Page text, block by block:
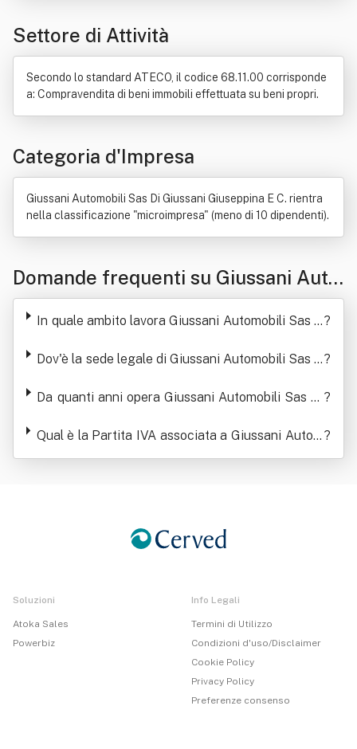
Motocicletta
Natura Nuda proprietà
Settore di Attività
Secondo lo standard ATECO, il codice 68.11.00 corrisponde
a: Compravendita di beni immobili effettuata su beni propri.
Categoria d'Impresa
Giussani Automobili Sas Di Giussani Giuseppina E C. rientra
nella classificazione "microimpresa" (meno di 10 dipendenti).
Domande frequenti su Giussani Auto
mobili Sas Di Giussani Giuseppina E
In quale ambito lavora Giussani Automobili Sas D?
Dov'è la sede legale di Giussani Automobili Sas D?
Da quanti anni opera Giussani Automobili Sas Di ?
Qual è la Partita IVA associata a Giussani Autom
obili Sas Di Giussani Giuseppina E C.
?
Soluzioni
Atoka Sales
Powerbiz
Info Legali
Termini di Utilizzo
Condizioni d'uso/Disclaimer
Cookie Policy
Privacy Policy
Preferenze consenso